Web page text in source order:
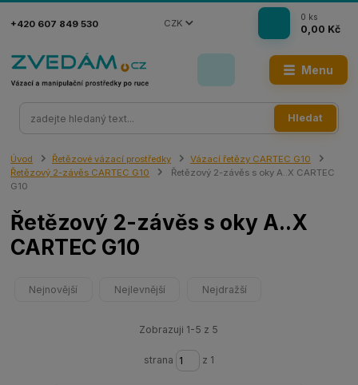
Menu
CZK
Hledat
+420 607 849 530
0 ks
0,00 Kč
Úvod Řetězové vázací prostředky
Vázací řetězy CARTEC G10
Řetězový 2-závěs CARTEC G10
Řetězový 2-závěs s oky A..X CARTEC
G10
Řetězový 2-závěs s oky A..X
CARTEC G10
Nejnovější Nejlevnější Nejdražší
Zobrazuji 1-5 z 5
strana z 1